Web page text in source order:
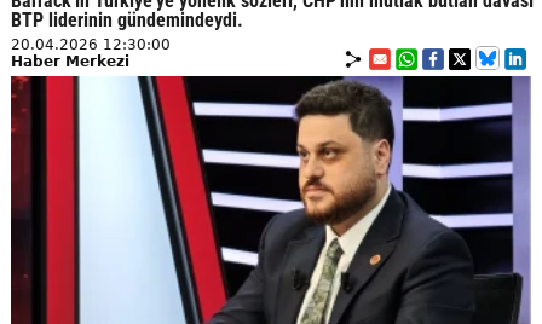
BTP liderinin gündemindeydi.
20.04.2026 12:30:00
Haber Merkezi